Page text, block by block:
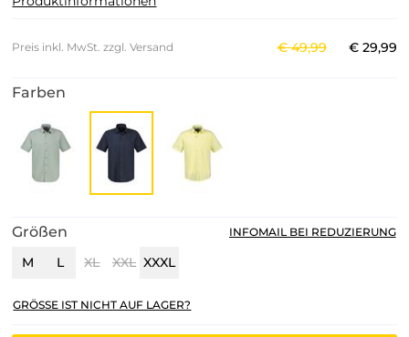
Preis inkl. MwSt. zzgl. Versand €49,99 € 29,99
Farben
Größen
M L XL XXL XXXL
INFOMAIL BEI REDUZIERUNG
GRÖSSE IST NICHT AUF LAGER?